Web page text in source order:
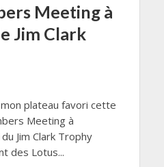
Meeting à
Jim Clark
plateau favori cette
Meeting à
Jim Clark Trophy
des Lotus...